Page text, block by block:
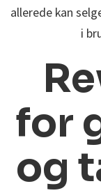
allerede kan
i
for
og